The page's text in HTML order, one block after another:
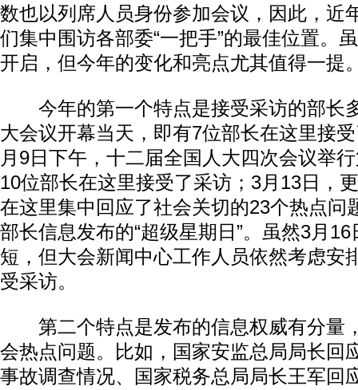
数也以列席人员身份参加会议，因此，近
们集中围访各部委“一把手”的最佳位置。
开启，但今年的变化和亮点尤其值得一提
今年的第一个特点是接受采访的部长
大会议开幕当天，即有7位部长在这里接
月9日下午，十二届全国人大四次会议举
10位部长在这里接受了采访；3月13日，
在这里集中回应了社会关切的23个热点问
部长信息发布的“超级星期日”。虽然3月
短，但大会新闻中心工作人员依然考虑安
受采访。
第二个特点是发布的信息权威有分量
会热点问题。比如，国家安监总局局长回
事故调查情况、国家税务总局局长王军回